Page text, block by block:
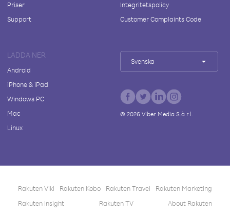
Priser
Support
Integritetspolicy
Customer Complaints Code
LADDA NER
Android
iPhone & iPad
Windows PC
Mac
Linux
Svenska
© 2026Viber Media S.à r.l.
Rakuten Viki Rakuten Kobo Rakuten Travel
Rakuten Marketing
Rakuten Insight
Rakuten TV About Rakuten